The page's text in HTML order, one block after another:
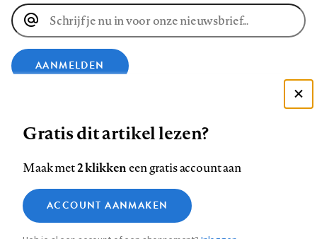
E-
mailadres
AANMELDEN
op
Facebook
op
LinkedIn
op
Bluesky
ons
op
InstagramYouTube
Footer
Contact Colofon Disclaimer Privacy
Medische vragen verdienen
betrouwbare antwoorden
Zie onze cookie policy
Analytische cookies
Gratis dit artikel lezen?
Maak met2 klikkeneen gratis account aan
ACCOUNT AANMAKEN